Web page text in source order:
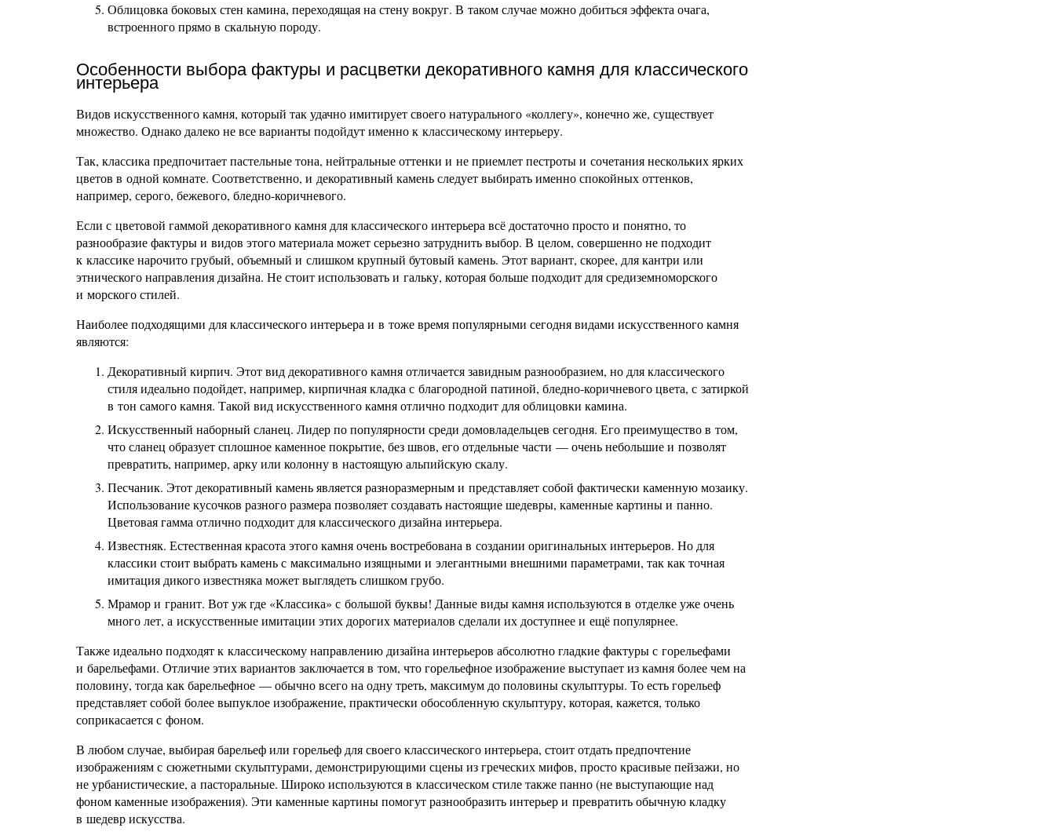
Облицовка боковых стен камина, переходящая на стену вокруг. В таком случае можно добиться эффекта очага,
встроенного прямо в скальную породу.
Особенности выбора фактуры и расцветки декоративного камня для классического
интерьера
Видов искусственного камня, который так удачно имитирует своего натурального «коллегу», конечно же, существует
множество. Однако далеко не все варианты подойдут именно к классическому интерьеру.
Так, классика предпочитает пастельные тона, нейтральные оттенки и не приемлет пестроты и сочетания нескольких ярких
цветов в одной комнате. Соответственно, и декоративный камень следует выбирать именно спокойных оттенков,
например, серого, бежевого, бледно-коричневого.
Если с цветовой гаммой декоративного камня для классического интерьера всё достаточно просто и понятно, то
разнообразие фактуры и видов этого материала может серьезно затруднить выбор. В целом, совершенно не подходит
к классике нарочито грубый, объемный и слишком крупный бутовый камень. Этот вариант, скорее, для кантри или
этнического направления дизайна. Не стоит использовать и гальку, которая больше подходит для средиземноморского
и морского стилей.
Наиболее подходящими для классического интерьера и в тоже время популярными сегодня видами искусственного камня
являются:
Декоративный кирпич. Этот вид декоративного камня отличается завидным разнообразием, но для классического
стиля идеально подойдет, например, кирпичная кладка с благородной патиной, бледно-коричневого цвета, с затиркой
в тон самого камня. Такой вид искусственного камня отлично подходит для облицовки камина.
Искусственный наборный сланец. Лидер по популярности среди домовладельцев сегодня. Его преимущество в том,
что сланец образует сплошное каменное покрытие, без швов, его отдельные части — очень небольшие и позволят
превратить, например, арку или колонну в настоящую альпийскую скалу.
Песчаник. Этот декоративный камень является разноразмерным и представляет собой фактически каменную мозаику.
Использование кусочков разного размера позволяет создавать настоящие шедевры, каменные картины и панно.
Цветовая гамма отлично подходит для классического дизайна интерьера.
Известняк. Естественная красота этого камня очень востребована в создании оригинальных интерьеров. Но для
классики стоит выбрать камень с максимально изящными и элегантными внешними параметрами, так как точная
имитация дикого известняка может выглядеть слишком грубо.
Мрамор и гранит. Вот уж где «Классика» с большой буквы! Данные виды камня используются в отделке уже очень
много лет, а искусственные имитации этих дорогих материалов сделали их доступнее и ещё популярнее.
Также идеально подходят к классическому направлению дизайна интерьеров абсолютно гладкие фактуры с горельефами
и барельефами. Отличие этих вариантов заключается в том, что горельефное изображение выступает из камня более чем на
половину, тогда как барельефное — обычно всего на одну треть, максимум до половины скульптуры. То есть горельеф
представляет собой более выпуклое изображение, практически обособленную скульптуру, которая, кажется, только
соприкасается с фоном.
В любом случае, выбирая барельеф или горельеф для своего классического интерьера, стоит отдать предпочтение
изображениям с сюжетными скульптурами, демонстрирующими сцены из греческих мифов, просто красивые пейзажи, но
не урбанистические, а пасторальные. Широко используются в классическом стиле также панно (не выступающие над
фоном каменные изображения). Эти каменные картины помогут разнообразить интерьер и превратить обычную кладку
в шедевр искусства.